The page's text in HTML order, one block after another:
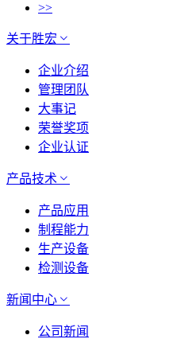
>>
关于胜宏
企业介绍
管理团队
大事记
荣誉奖项
企业认证
产品技术
产品应用
制程能力
生产设备
检测设备
新闻中心
公司新闻